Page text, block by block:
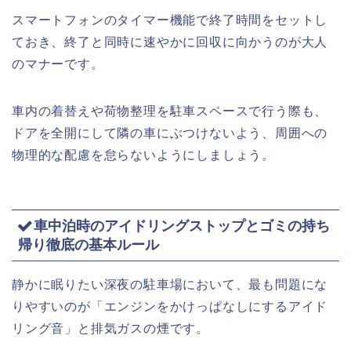
スマートフォンのタイマー機能で終了時間をセットし
ておき、終了と同時に速やかに回収に向かうのが大人
のマナーです。
車内の着替えや荷物整理を駐車スペースで行う際も、
ドアを全開にして隣の車にぶつけないよう、周囲への
物理的な配慮を怠らないようにしましょう。
車中泊時のアイドリングストップとゴミの持ち
帰り徹底の基本ルール
静かに眠りたい深夜の駐車場において、最も問題にな
りやすいのが「エンジンをかけっぱなしにするアイド
リング音」と排気ガスの煙です。